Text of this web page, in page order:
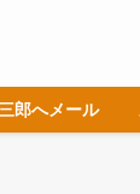
郎へメール